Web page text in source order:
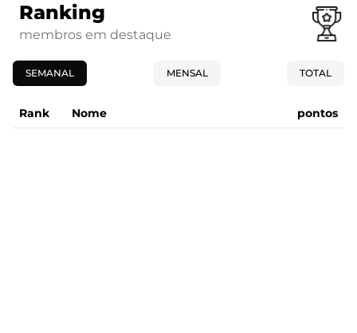
Ranking
membros em destaque
SEMANAL MENSAL TOTAL
Rank Nome pontos